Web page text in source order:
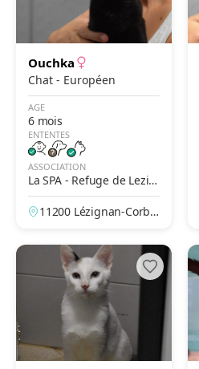
Ouchka
Chat - Européen
AGE
6 mois
ENTENTES
ASSOCIATION
La SPA - Refuge de Lezig
nan Corbières
11200 Lézignan-Corbiè